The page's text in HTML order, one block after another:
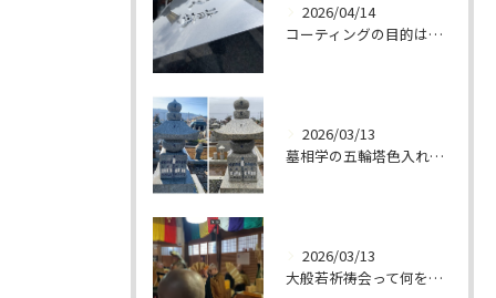
2026/04/14
コーティングの目的は 墓石を保護することです 岐阜のお墓掃除屋「磨き専隊」です
2026/03/13
墓相学の五輪塔色入れ 岐阜のお墓掃除屋「磨き専隊」です
2026/03/13
大般若祈祷会って何をするの？ 岐阜のお墓掃除屋「磨き専隊」です